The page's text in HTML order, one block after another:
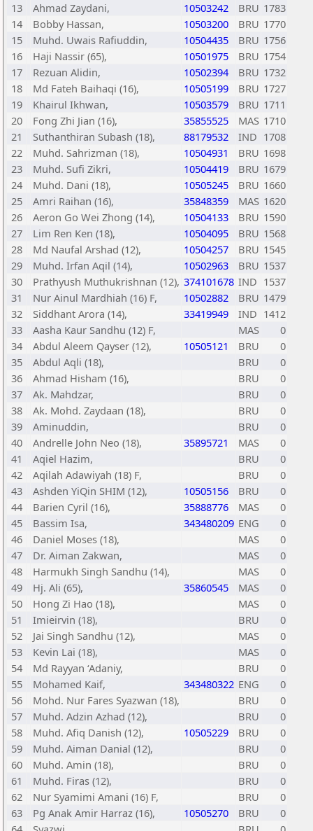
13
Ahmad Zaydani, 10503242 BRU 1783
14
Bobby Hassan, 10503200 BRU 1770
15
Muhd. Uwais Rafiuddin, 10504435 BRU 1756
16
Haji Nassir (65), 10501975 BRU 1754
17
Rezuan Alidin, 10502394 BRU 1732
18
Md Fateh Baihaqi (16), 10505199 BRU 1727
19
Khairul Ikhwan, 10503579 BRU 1711
20
Fong Zhi Jian (16), 35855525 MAS 1710
21
Suthanthiran Subash (18), 88179532 IND 1708
22
Muhd. Sahrizman (18), 10504931 BRU 1698
23
Muhd. Sufi Zikri, 10504419 BRU 1679
24
Muhd. Dani (18), 10505245 BRU 1660
25
Amri Raihan (16), 35848359 MAS 1620
26
Aeron Go Wei Zhong (14), 10504133 BRU 1590
27
Lim Ren Ken (18), 10504095 BRU 1568
28
Md Naufal Arshad (12), 10504257 BRU 1545
29
Muhd. Irfan Aqil (14), 10502963 BRU 1537
30
Prathyush Muthukrishnan (12), 374101678 IND 1537
31
Nur Ainul Mardhiah (16) F, 10502882 BRU 1479
32
Siddhant Arora (14), 33419949 IND 1412
33
Aasha Kaur Sandhu (12) F, MAS
0
34
Abdul Aleem Qayser (12), 10505121 BRU
0
35
Abdul Aqli (18), BRU
0
36
Ahmad Hisham (16), BRU
0
37
Ak. Mahdzar, BRU
0
38
Ak. Mohd. Zaydaan (18), BRU
0
39
Aminuddin, BRU
0
40
Andrelle John Neo (18), 35895721 MAS
0
41
Aqiel Hazim, BRU
0
42
Aqilah Adawiyah (18) F, BRU
0
43
Ashden YiQin SHIM (12), 10505156 BRU
0
44
Barien Cyril (16), 35888776 MAS
0
45
Bassim Isa, 343480209 ENG
0
46
Daniel Moses (18), MAS
0
47
Dr. Aiman Zakwan, MAS
0
48
Harmukh Singh Sandhu (14), MAS
0
49
Hj. Ali (65), 35860545 MAS
0
50
Hong Zi Hao (18), MAS
0
51
Imieirvin (18), BRU
0
52
Jai Singh Sandhu (12), MAS
0
53
Kevin Lai (18), MAS
0
54
Md Rayyan ‘Adaniy, BRU
0
55
Mohamed Kaif, 343480322 ENG
0
56
Mohd. Nur Fares Syazwan (18), BRU
0
57
Muhd. Adzin Azhad (12), BRU
0
58
Muhd. Afiq Danish (12), 10505229 BRU
0
59
Muhd. Aiman Danial (12), BRU
0
60
Muhd. Amin (18), BRU
0
61
Muhd. Firas (12), BRU
0
62
Nur Syamimi Amani (16) F, BRU
0
63
Pg Anak Amir Harraz (16), 10505270 BRU
0